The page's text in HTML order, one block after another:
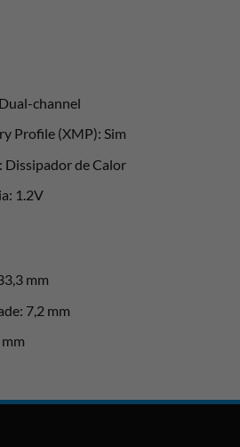
channel
Profile (XMP): Sim
Dissipador de Calor
1.2V
mm
7,2 mm